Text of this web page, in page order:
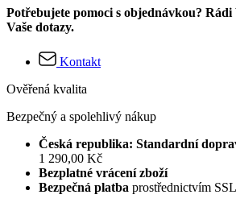
Potřebujete pomoci s objednávkou? Rádi
Vaše dotazy.
Kontakt
Ověřená kvalita
Bezpečný a spolehlivý nákup
Česká republika: Standardní
1 290,00 Kč
Bezplatné vrácení zboží
Bezpečná platba prostřednictvím